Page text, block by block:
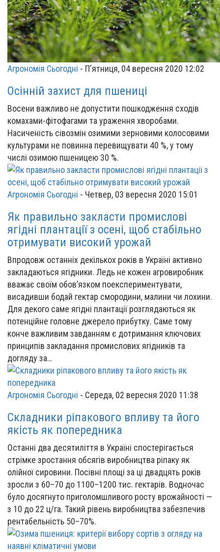
Агрономія Сьогодні - П'ятниця, 04 вересня 2020 12:02
Осінній захист для пшениці
Восени важливо не допустити пошкодження сходів
комахами-фітофагами та ураження хворобами.
Насиченість сівозмін озимими зерновими колосовими
культурами не повинна перевищувати 40 %, у тому
числі озимою пшеницею 30 %.
Агрономія Сьогодні - Четвер, 03 вересня 2020 15:01
Як правильно закласти промислові
ягідні плантації з осені, щоб стабільно
отримувати високий урожай
Впродовж останніх декількох років в Україні активно
закладаються ягідники. Ледь не кожен агровиробник
вважає своїм обов’язком поекспериментувати,
висадивши бодай гектар смородини, малини чи лохини.
Для декого саме ягідні плантації розглядаються як
потенційне головне джерело прибутку. Саме тому
конче важливим завданням є дотримання ключових
принципів закладання промислових ягідників та
догляду за…
Агрономія Сьогодні - Середа, 02 вересня 2020 11:38
Складники ріпакового впливу та його
якість як попередника
Останні два десятиліття в Україні спостерігається
стрімке зростання обсягів виробництва ріпаку як
олійної сировини. Посівні площі за ці двадцять років
зросли з 60–70 до 1100–1200 тис. гектарів. Водночас
було досягнуто приголомшливого росту врожайності —
з 10 до 22 ц/га. Такий рівень виробництва забезпечив
рентабельність 50–70%.